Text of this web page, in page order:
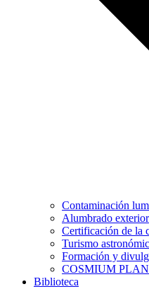
Contaminación
Alumbrado exterior
Certificación de la
Turismo
Formación y
COSMIUM
Biblioteca